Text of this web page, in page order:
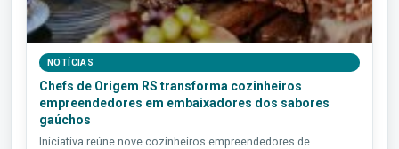
NOTÍCIAS
Chefs de Origem RS transforma cozinheiros
empreendedores em embaixadores dos sabores
gaúchos
Iniciativa reúne nove cozinheiros empreendedores de